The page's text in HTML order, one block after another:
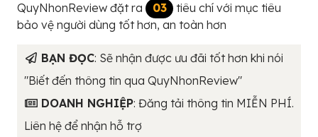
QuyNhonReview đặt ra 03
tiêu chí với mục tiêu
bảo vệ người dùng tốt hơn, an toàn hơn
BẠN ĐỌC: Sẽ nhận được ưu đãi tốt hơn khi nói
"Biết đến thông tin qua QuyNhonReview"
DOANH NGHIỆP: Đăng tải thông tin MIỄN PHÍ.
Liên hệ để nhận hỗ trợ